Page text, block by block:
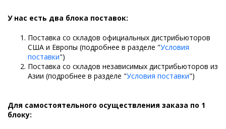
У нас есть два блока поставок:
Поставка со складов официальных дистрибьюторов
США и Европы (подробнее в разделе "Условия
поставки")
Поставка со складов независимых дистрибьюторов из
Азии (подробнее в разделе "Условия поставки")
Для самостоятельного осуществления заказа по 1
блоку: